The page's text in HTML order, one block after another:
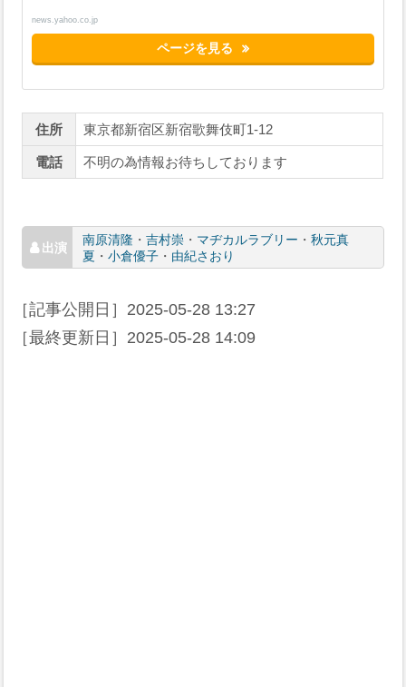
news.yahoo.co.jp
ページを見る
住所 東京都新宿区新宿歌舞伎町1-12
電話 不明の為情報お待ちしております
南原清隆 ・ 吉村崇・ マヂカルラブリー ・ 秋元真
夏 ・ 小倉優子・ 由紀さおり
［記事公開日］ 2025-05-28 13:27
［最終更新日］ 2025-05-28 14:09